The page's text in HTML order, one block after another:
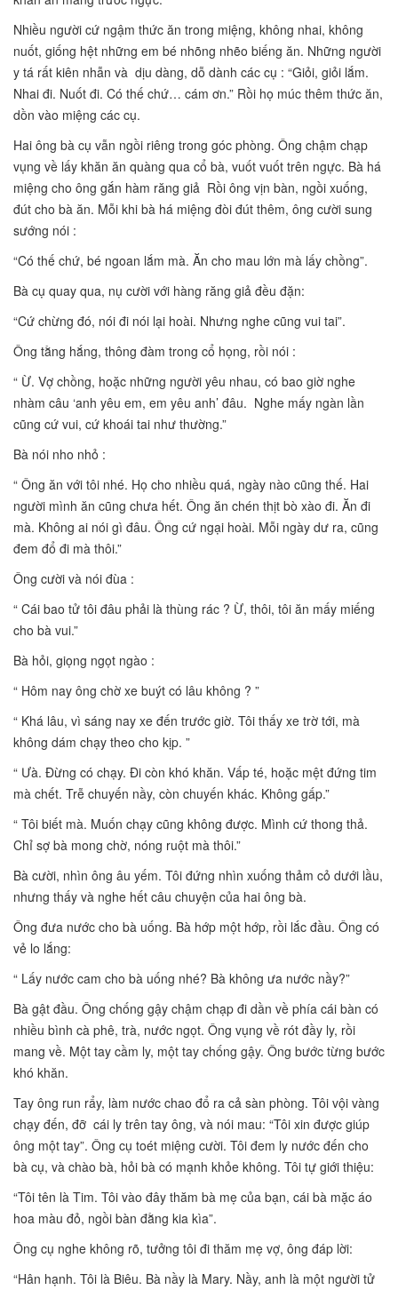
Nhiều người cứ ngậm thức ăn trong miệng, không nhai, không
nuốt, giống hệt những em bé nhõng nhẽo biếng ăn. Những người
y tá rất kiên nhẫn và dịu dàng, dỗ dành các cụ : “Giỏi, giỏi lắm.
Nhai đi. Nuốt đi. Có thế chứ… cám ơn.” Rồi họ múc thêm thức ăn,
dồn vào miệng các cụ.
Hai ông bà cụ vẫn ngồi riêng trong góc phòng. Ông chậm chạp
vụng về lấy khăn ăn quàng qua cổ bà, vuốt vuốt trên ngực. Bà há
miệng cho ông gắn hàm răng giả Rồi ông vịn bàn, ngồi xuống,
đút cho bà ăn. Mỗi khi bà há miệng đòi đút thêm, ông cười sung
sướng nói :
“Có thế chứ, bé ngoan lắm mà. Ăn cho mau lớn mà lấy chồng”.
Bà cụ quay qua, nụ cười với hàng răng giả đều đặn:
“Cứ chừng đó, nói đi nói lại hoài. Nhưng nghe cũng vui tai”.
Ông tằng hắng, thông đàm trong cổ họng, rồi nói :
“ Ừ. Vợ chồng, hoặc những người yêu nhau, có bao giờ nghe
nhàm câu ‘anh yêu em, em yêu anh’ đâu. Nghe mấy ngàn lần
cũng cứ vui, cứ khoái tai như thường.”
Bà nói nho nhỏ :
“ Ông ăn với tôi nhé. Họ cho nhiều quá, ngày nào cũng thế. Hai
người mình ăn cũng chưa hết. Ông ăn chén thịt bò xào đi. Ăn đi
mà. Không ai nói gì đâu. Ông cứ ngại hoài. Mỗi ngày dư ra, cũng
đem đổ đi mà thôi.”
Ông cười và nói đùa :
“ Cái bao tử tôi đâu phải là thùng rác ? Ừ, thôi, tôi ăn mấy miếng
cho bà vui.”
Bà hỏi, giọng ngọt ngào :
“ Hôm nay ông chờ xe buýt có lâu không ? ”
“ Khá lâu, vì sáng nay xe đến trước giờ. Tôi thấy xe trờ tới, mà
không dám chạy theo cho kịp. ”
“ Ưà. Đừng có chạy. Đi còn khó khăn. Vấp té, hoặc mệt đứng tim
mà chết. Trễ chuyến nầy, còn chuyến khác. Không gấp.”
“ Tôi biết mà. Muốn chạy cũng không được. Mình cứ thong thả.
Chỉ sợ bà mong chờ, nóng ruột mà thôi.”
Bà cười, nhìn ông âu yếm. Tôi đứng nhìn xuống thảm cỏ dưới lầu,
nhưng thấy và nghe hết câu chuyện của hai ông bà.
Ông đưa nước cho bà uống. Bà hớp một hớp, rồi lắc đầu. Ông có
vẻ lo lắng:
“ Lấy nước cam cho bà uống nhé? Bà không ưa nước nầy?”
Bà gật đầu. Ông chống gậy chậm chạp đi dần về phía cái bàn có
nhiều bình cà phê, trà, nước ngọt. Ông vụng về rót đầy ly, rồi
mang về. Một tay cầm ly, một tay chống gậy. Ông bước từng bước
khó khăn.
Tay ông run rẩy, làm nước chao đổ ra cả sàn phòng. Tôi vội vàng
chạy đến, đỡ cái ly trên tay ông, và nói mau: “Tôi xin được giúp
ông một tay”. Ông cụ toét miệng cười. Tôi đem ly nước đến cho
bà cụ, và chào bà, hỏi bà có mạnh khỏe không. Tôi tự giới thiệu:
“Tôi tên là Tim. Tôi vào đây thăm bà mẹ của bạn, cái bà mặc áo
hoa màu đỏ, ngồi bàn đằng kia kìa”.
Ông cụ nghe không rõ, tưởng tôi đi thăm mẹ vợ, ông đáp lời:
“Hân hạnh. Tôi là Biêu. Bà nầy là Mary. Nầy, anh là một người tử